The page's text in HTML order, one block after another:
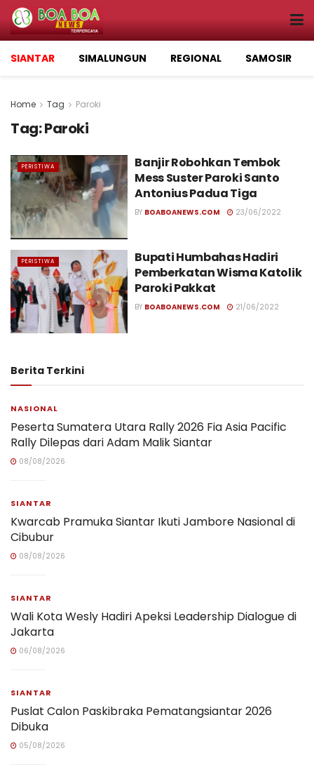
SIANTAR SIMALUNGUN REGIONAL SAMOSIR
Home Tag Paroki
Tag:Paroki
PERISTIWA
Banjir Robohkan Tembok
Mess Suster Paroki Santo
Antonius Padua Tiga
BY BOABOANEWS.COM 23/06/2022
PERISTIWA
Bupati Humbahas Hadiri
Pemberkatan Wisma Katolik
Paroki Pakkat
BY BOABOANEWS.COM 21/06/2022
Berita Terkini
NASIONAL
Peserta Sumatera Utara Rally 2026 Fia Asia Pacific
Rally Dilepas dari Adam Malik Siantar
08/08/2026
SIANTAR
Kwarcab Pramuka Siantar Ikuti Jambore Nasional di
Cibubur
08/08/2026
SIANTAR
Wali Kota Wesly Hadiri Apeksi Leadership Dialogue di
Jakarta
06/08/2026
SIANTAR
Puslat Calon Paskibraka Pematangsiantar 2026
Dibuka
05/08/2026